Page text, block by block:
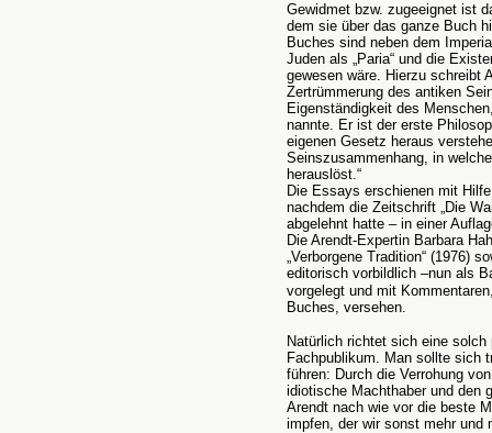
Gewidmet bzw. zugeeignet ist
dem sie über das ganze Buch
Buches sind neben dem
Juden als „Paria“ und die
gewesen wäre. Hierzu schreibt
Zertrümmerung des antiken
Eigenständigkeit des
nannte. Er ist der erste
eigenen Gesetz heraus
Seinszusammenhang, in
herauslöst.“
Die Essays erschienen mit
nachdem die Zeitschrift „Die
abgelehnt hatte – in einer
Die Arendt-Expertin Barbara
„Verborgene Tradition“ (1976)
editorisch vorbildlich –nun als
vorgelegt und mit
Buches, versehen.
Natürlich richtet sich eine
Fachpublikum. Man sollte sich
führen: Durch die Verrohung
idiotische Machthaber und den
Arendt nach wie vor die beste
impfen, der wir sonst mehr und